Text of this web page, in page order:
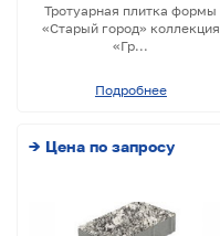
Тротуарная плитка формы
«Старый город» коллекция
«Гр...
Подробнее
→ Цена по запросу